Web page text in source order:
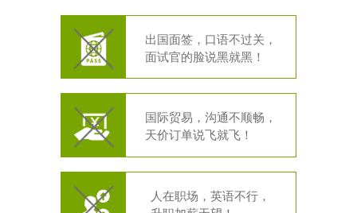
出国面签，口语不过关，
面试官的脸说黑就黑！
国际贸易，沟通不顺畅，
天价订单说飞就飞！
人在职场，英语不行，